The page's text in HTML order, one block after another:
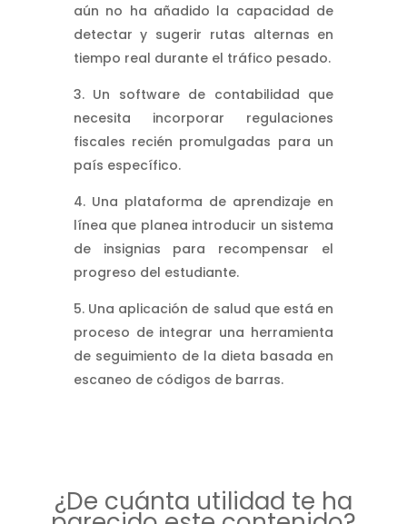
aún no ha añadido la capacidad de
detectar y sugerir rutas alternas en
tiempo real durante el tráfico pesado.
Un software de contabilidad que
necesita incorporar regulaciones
fiscales recién promulgadas para un
país específico.
Una plataforma de aprendizaje en
línea que planea introducir un sistema
de insignias para recompensar el
progreso del estudiante.
Una aplicación de salud que está en
proceso de integrar una herramienta
de seguimiento de la dieta basada en
escaneo de códigos de barras.
¿De cuánta utilidad te ha